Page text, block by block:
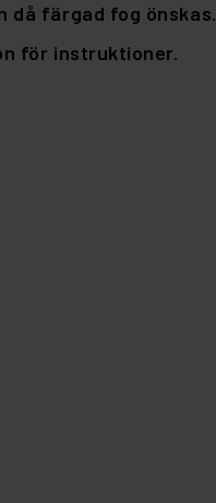
färgad fog önskas.
för instruktioner.